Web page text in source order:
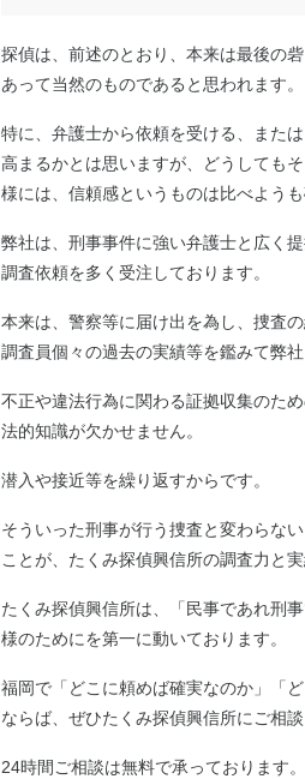
探偵は、前述のとおり、本来は最後の
あって当然のものであると思われます。
特に、弁護士から依頼を受ける、また
高まるかとは思いますが、どうしても
様には、信頼感というものは比べよう
弊社は、刑事事件に強い弁護士と広く
調査依頼を多く受注しております。
本来は、警察等に届け出を為し、捜査
調査員個々の過去の実績等を鑑みて弊
不正や違法行為に関わる証拠収集のた
法的知識が欠かせません。
潜入や接近等を繰り返すからです。
そういった刑事が行う捜査と変わらな
ことが、たくみ探偵興信所の調査力と
たくみ探偵興信所は、「民事であれ刑
様のためにを第一に動いております。
福岡で「どこに頼めば確実なのか」「
ならば、ぜひたくみ探偵興信所にご相談
24時間ご相談は無料で承っております。